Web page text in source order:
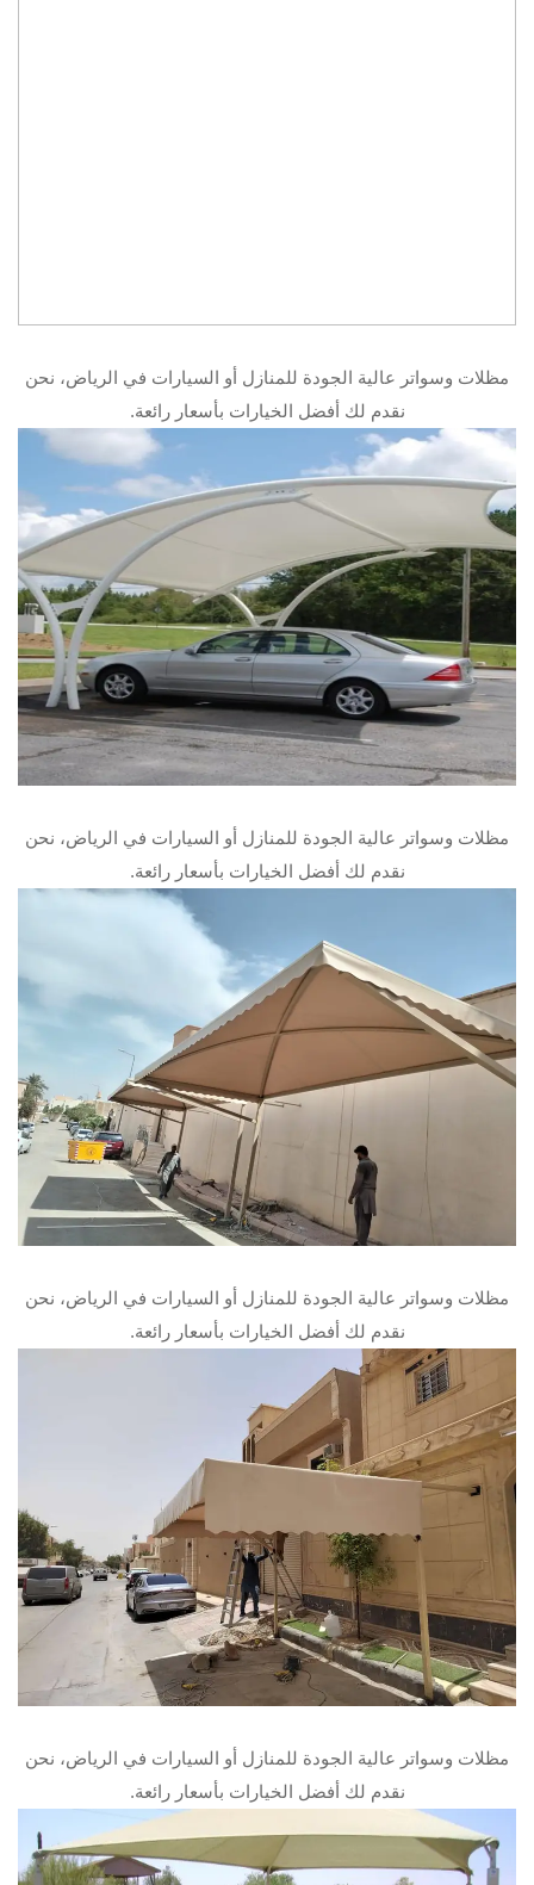
مظلات وسواتر عالية الجودة للمنازل أو السيارات في الرياض، نحن
نقدم لك أفضل الخيارات بأسعار رائعة.
مظلات وسواتر عالية الجودة للمنازل أو السيارات في الرياض، نحن
نقدم لك أفضل الخيارات بأسعار رائعة.
مظلات وسواتر عالية الجودة للمنازل أو السيارات في الرياض، نحن
نقدم لك أفضل الخيارات بأسعار رائعة.
مظلات وسواتر عالية الجودة للمنازل أو السيارات في الرياض، نحن
نقدم لك أفضل الخيارات بأسعار رائعة.